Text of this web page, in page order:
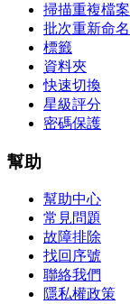
掃描重複檔案
批次重新命名
標籤
資料夾
快速切換
星級評分
密碼保護
幫助
幫助中心
常見問題
故障排除
找回序號
聯絡我們
隱私權政策